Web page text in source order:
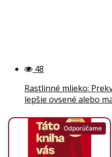
48
Rastlinné mlieko:
lepšie ovsené alebo